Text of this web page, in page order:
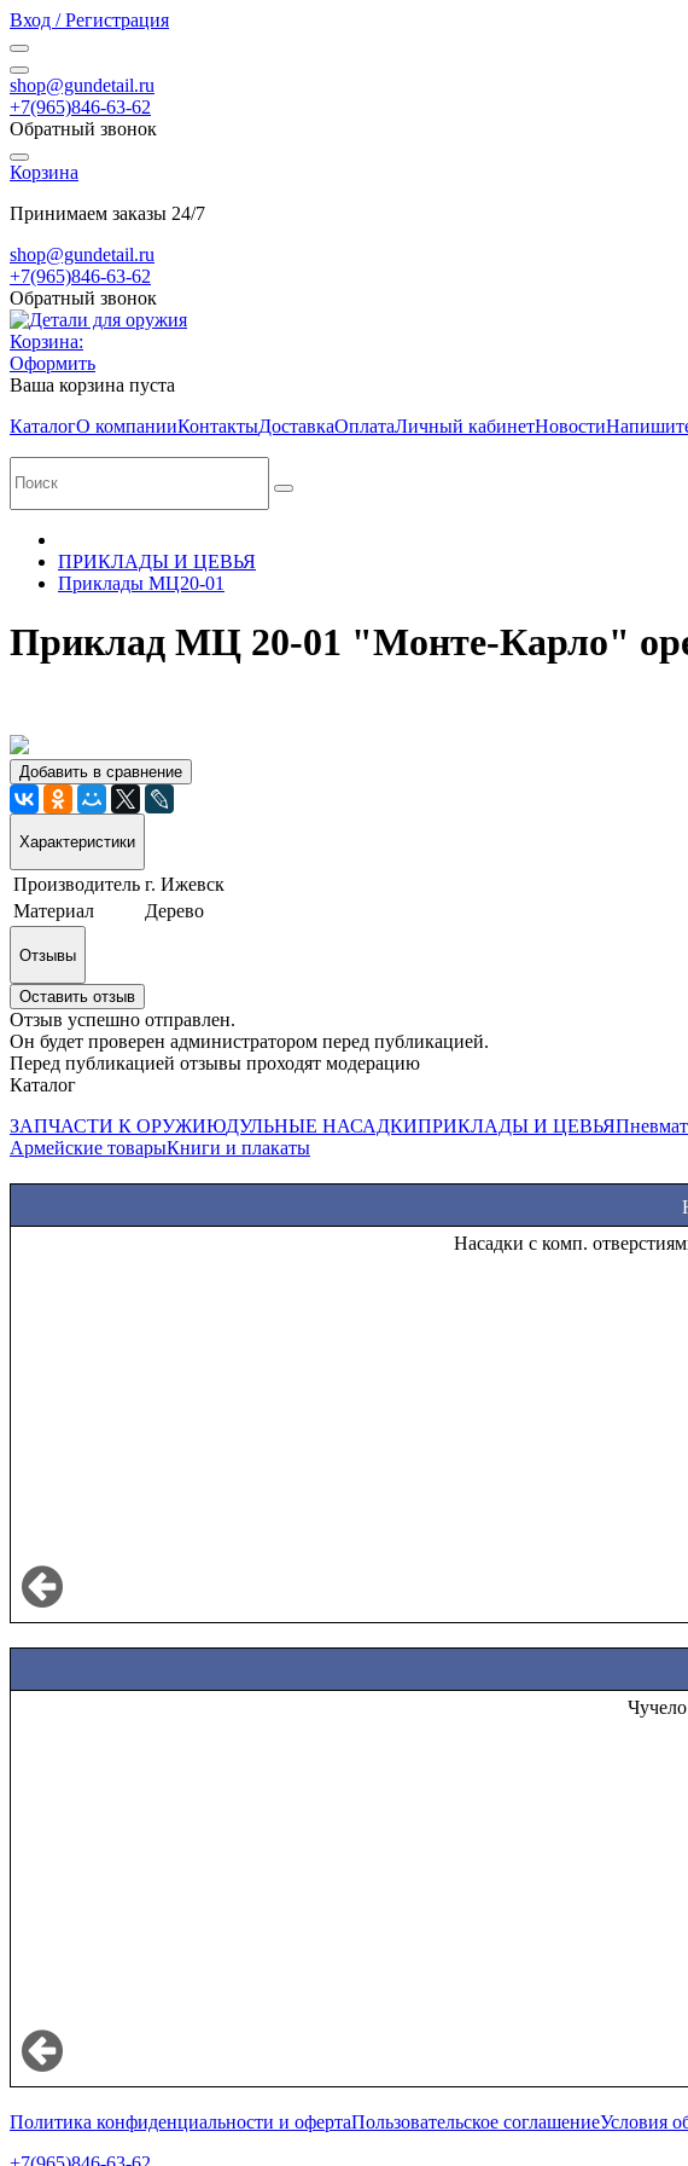
Вход / Регистрация
shop@gundetail.ru
+7(965)846-63-62
Обратный звонок
Корзина
Принимаем заказы 24/7
shop@gundetail.ru
+7(965)846-63-62
Обратный звонок
Корзина:
Оформить
Ваша корзина пуста
КаталогО компанииКонтактыДоставкаОплатаЛичный кабинетНовости
ПРИКЛАДЫ И ЦЕВЬЯ
Приклады МЦ20-01
Приклад МЦ 20-01 "Монте-Карло"
Добавить в сравнение
Характеристики
Производитель г. Ижевск
Материал
Дерево
Отзывы
Оставить отзыв
Отзыв успешно отправлен.
Он будет проверен администратором перед публикацией.
Перед публикацией отзывы проходят модерацию
Каталог
ЗАПЧАСТИ К ОРУЖИЮДУЛЬНЫЕ НАСАДКИПРИКЛАДЫ И ЦЕВЬЯ
Армейские товарыКниги и плакаты
Насадки
Политика конфиденциальности и офертаПользовательское соглашениеУсловия